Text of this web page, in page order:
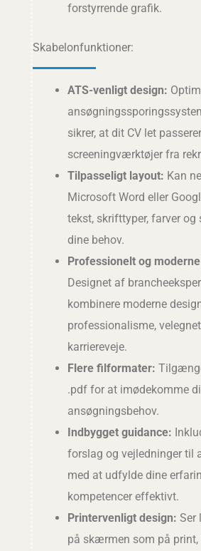
forstyrrende grafik.
Skabelonfunktioner:
ATS-venligt design:
sikrer, at dit CV let
screeningværktøjer fra
Tilpasseligt layout: Kan
Microsoft Word eller
tekst, skrifttyper, farver og
dine behov.
Professionelt og
Designet af
kombinere moderne
professionalisme,
karriereveje.
Flere filformater:
.pdf for at imødekomme
ansøgningsbehov.
Indbygget guidance:
forslag og vejledninger til
med at udfylde dine
kompetencer effektivt.
Printervenligt design: Ser
på skærmen som på print,